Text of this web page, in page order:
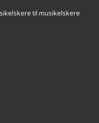
til musikelskere